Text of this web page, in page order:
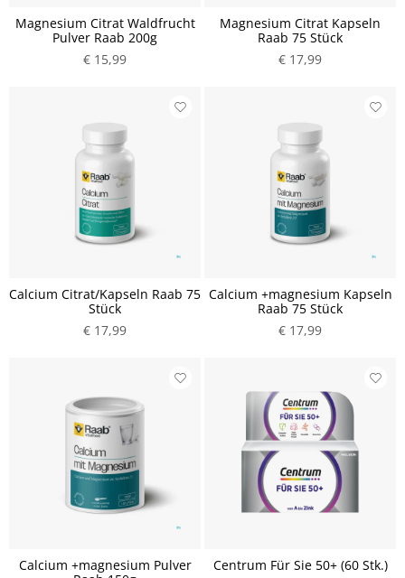
Magnesium Citrat Waldfrucht
Pulver Raab 200g
€ 15,99
Magnesium Citrat Kapseln
Raab 75 Stück
€ 17,99
Calcium Citrat/Kapseln Raab 75
Stück
€ 17,99
Calcium +magnesium Kapseln
Raab 75 Stück
€ 17,99
Calcium +magnesium Pulver
Centrum Für Sie 50+ (60 Stk.)